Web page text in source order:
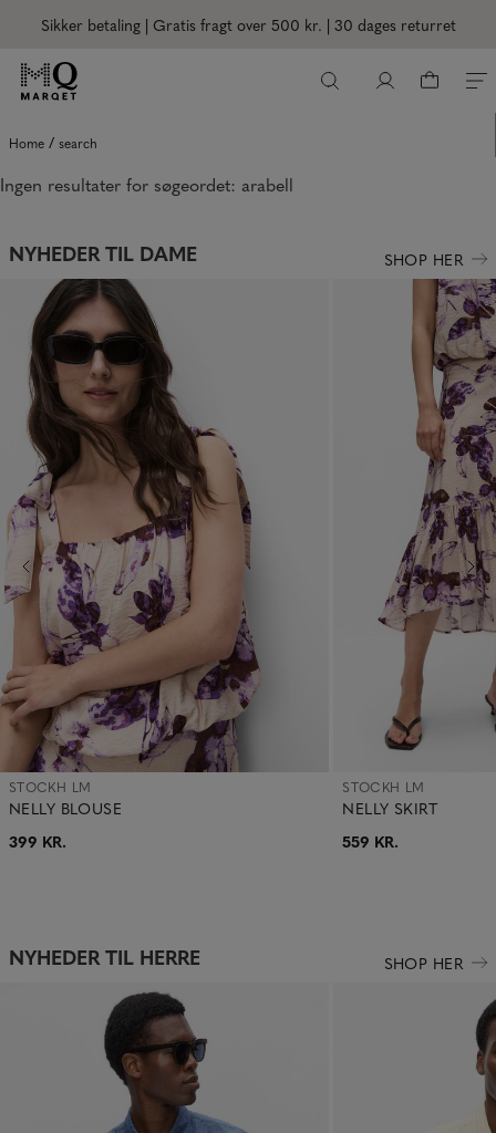
Sikker betaling | Gratis fragt over 500 kr. | 30 dages returret
Home / search
Ingen resultater for søgeordet: arabell
NYHEDER TIL DAME SHOP HER
NELLY BLOUSE
STOCKH LM
399 KR.
NELLY SKIRT
STOCKH LM
559 KR.
NYHEDER TIL HERRE SHOP HER